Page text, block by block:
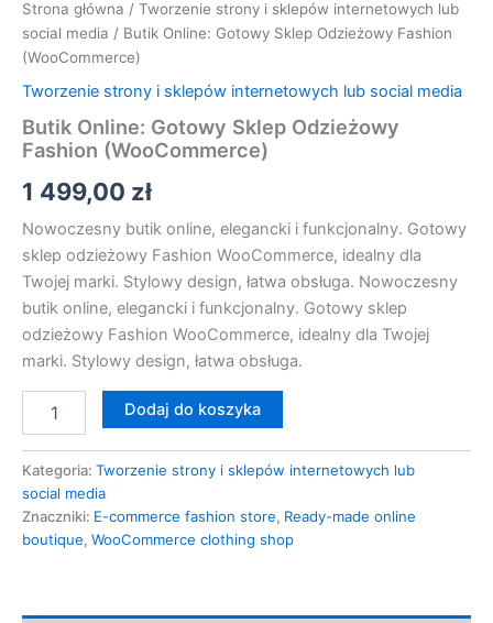
Strona główna / Tworzenie strony i sklepów internetowych lub
social media / Butik Online: Gotowy Sklep Odzieżowy Fashion
(WooCommerce)
Tworzenie strony i sklepów internetowych lub social media
Butik Online: Gotowy Sklep Odzieżowy
Fashion (WooCommerce)
1 499,00 zł
Nowoczesny butik online, elegancki i funkcjonalny. Gotowy
sklep odzieżowy Fashion WooCommerce, idealny dla
Twojej marki. Stylowy design, łatwa obsługa. Nowoczesny
butik online, elegancki i funkcjonalny. Gotowy sklep
odzieżowy Fashion WooCommerce, idealny dla Twojej
marki. Stylowy design, łatwa obsługa.
Dodaj do koszyka
Kategoria: Tworzenie strony i sklepów internetowych lub
social media
Znaczniki: E-commerce fashion store, Ready-made online
boutique, WooCommerce clothing shop